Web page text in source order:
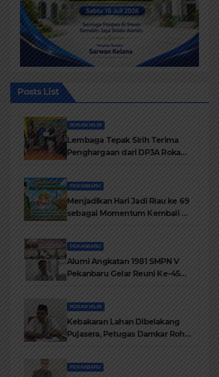
Posts List
ROKAN HILIR
Lembaga Tepak Sirih Terima
Penghargaan dari DP3A Rokan
PEKANBARU
Menjadikan Hari Jadi Riau ke 69
sebagai Momentum Kembali ke
PEKANBARU
Alumi Angkatan 1981 SMPN V
Pekanbaru Gelar Reuni Ke-45
ROKAN HILIR
Kebakaran Lahan Dibelakang
Pujasera, Petugas Damkar Rohil
PEKANBARU